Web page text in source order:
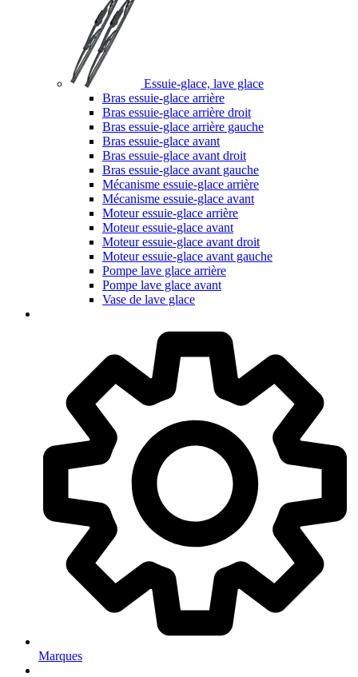
Essuie-glace, lave glace
Bras essuie-glace arrière
Bras essuie-glace arrière droit
Bras essuie-glace arrière gauche
Bras essuie-glace avant
Bras essuie-glace avant droit
Bras essuie-glace avant gauche
Mécanisme essuie-glace arrière
Mécanisme essuie-glace avant
Moteur essuie-glace arrière
Moteur essuie-glace avant
Moteur essuie-glace avant droit
Moteur essuie-glace avant gauche
Pompe lave glace arrière
Pompe lave glace avant
Vase de lave glace
Marques